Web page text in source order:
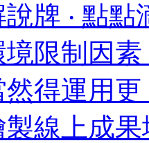
說牌 ‧ 點
限制因
得運用
線上成